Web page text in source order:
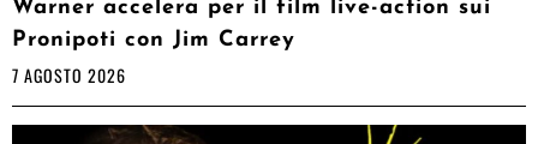
Warner accelera per il film live-action sui
Pronipoti con Jim Carrey
7 AGOSTO 2026